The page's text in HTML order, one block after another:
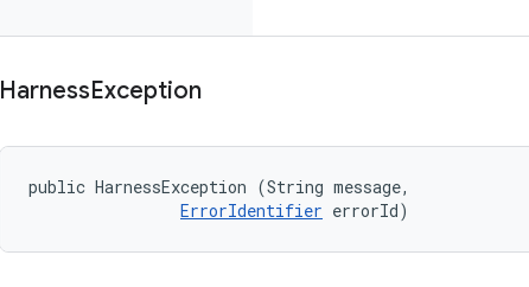
HarnessException
public HarnessException (String message,
ErrorIdentifier errorId)